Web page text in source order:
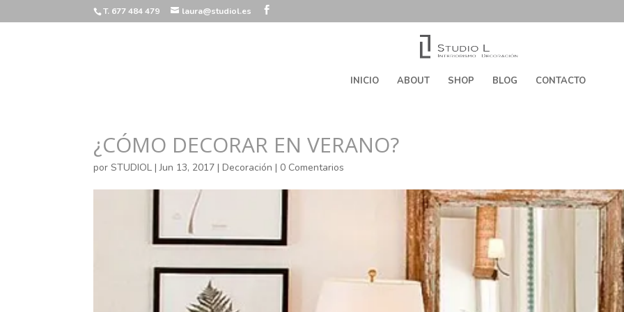
T. 677 484 479 laura@studiol.es
INICIO ABOUT SHOP BLOG CONTACTO
¿CÓMO DECORAR EN VERANO?
porSTUDIOL |Jun 13, 2017 |Decoración | 0 Comentarios